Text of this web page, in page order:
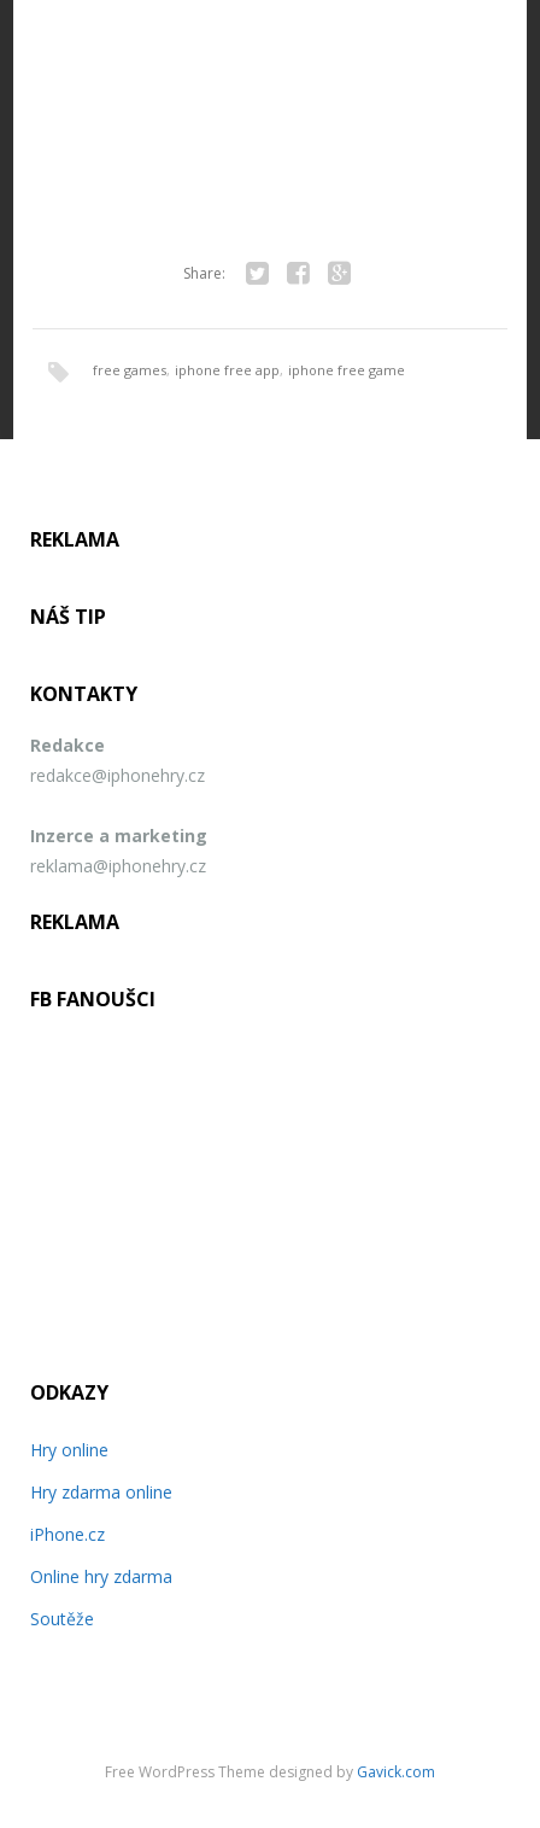
Share:
free games, iphone free app, iphone free game
REKLAMA
NÁŠ TIP
KONTAKTY
Redakce
redakce@iphonehry.cz
Inzerce a marketing
reklama@iphonehry.cz
REKLAMA
FB FANOUŠCI
ODKAZY
Hry online
Hry zdarma online
iPhone.cz
Online hry zdarma
Soutěže
Free WordPress Theme designed by Gavick.com